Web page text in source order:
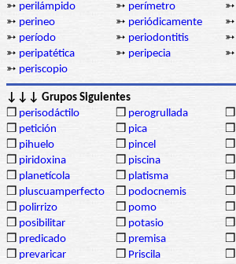
➳ perilámpido ➳ perímetro ➳
➳ perineo ➳ periódicamente ➳
➳ período ➳ periodontitis ➳
➳ peripatética ➳ peripecia ➳
➳ periscopio
↓↓↓ Grupos Siguientes
❒ perisodáctilo ❒ perogrullada ❒
❒ petición ❒ pica ❒
❒ pihuelo ❒ pincel ❒
❒ piridoxina ❒ piscina ❒
❒ planetícola ❒ platisma ❒
❒ pluscuamperfecto ❒ podocnemis ❒
❒ polirrizo ❒ pomo ❒
❒ posibilitar ❒ potasio ❒
❒ predicado ❒ premisa ❒
❒ prevaricar ❒ Priscila ❒